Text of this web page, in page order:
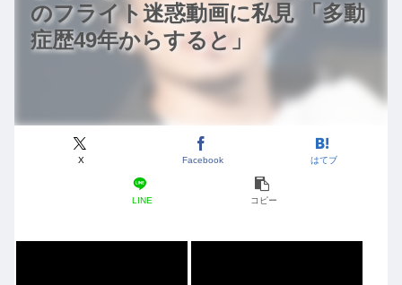
のフライト迷惑動画に私見 「多動
症歴49年からすると」
X Facebook はてブ
LINE コピー